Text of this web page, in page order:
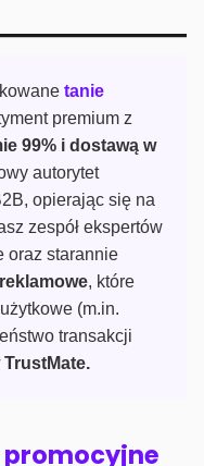
tanie
premium z
99% i dostawą w
autorytet
opierając się na
zespół ekspertów
oraz starannie
, które
(m.in.
transakcji
TrustMate.
promocyjne